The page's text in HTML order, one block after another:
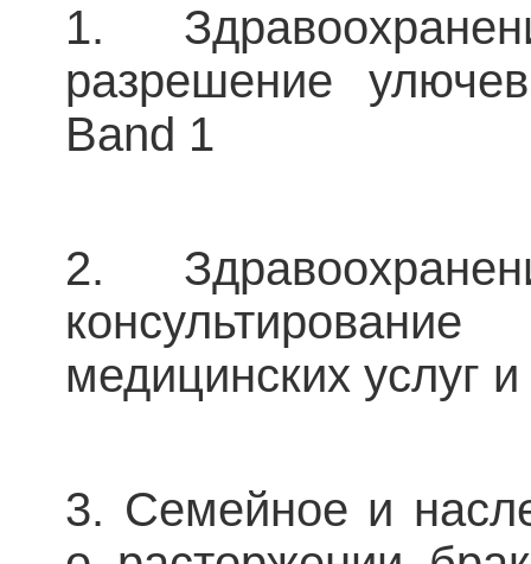
1.
разрешение
Band 1
2.
медицинских услуг
3. Семейное и